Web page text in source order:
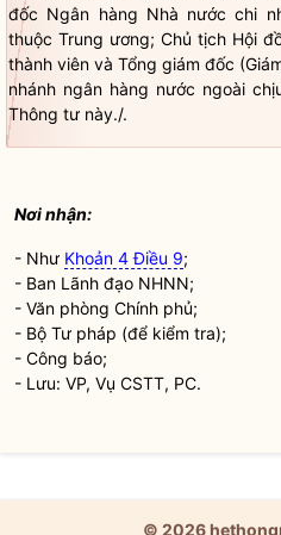
đốc Ngân hàng Nhà nước chi
thuộc Trung ương; Chủ tịch Hội
thành viên và Tổng giám đốc
nhánh ngân hàng nước ngoài
Thông tư này./.
Nơi nhận:
- Như Khoản 4 Điều 9;
- Ban Lãnh đạo NHNN;
- Văn phòng Chính phủ;
- Bộ Tư pháp (để kiểm tra);
- Công báo;
- Lưu: VP, Vụ CSTT, PC.
© 2026